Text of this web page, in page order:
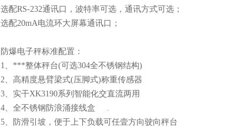
选配RS-232通讯口，波特率可选，通讯方式可选；
选配20mA电流环大屏幕通讯口；
防爆电子秤标准配置：
1、***整体秤台(可选304全不锈钢结构)
2、高精度悬臂梁式(压脚式)称重传感器
3、实干XK3190系列智能化交直流两用
4、全不锈钢防浪涌接线盒 .
5、防滑引坡，便于上下负载可任壹方向驶向秤台